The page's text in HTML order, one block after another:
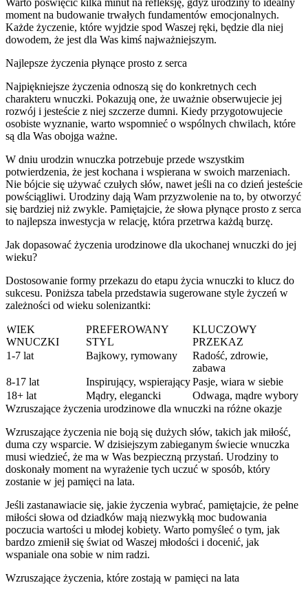
moment na budowanie trwałych fundamentów emocjonalnych.
Każde życzenie, które wyjdzie spod Waszej ręki, będzie dla niej
dowodem, że jest dla Was kimś najważniejszym.
Najlepsze życzenia płynące prosto z serca
Najpiękniejsze życzenia odnoszą się do konkretnych cech
charakteru wnuczki. Pokazują one, że uważnie obserwujecie jej
rozwój i jesteście z niej szczerze dumni. Kiedy przygotowujecie
osobiste wyznanie, warto wspomnieć o wspólnych chwilach, które
są dla Was obojga ważne.
W dniu urodzin wnuczka potrzebuje przede wszystkim
potwierdzenia, że jest kochana i wspierana w swoich marzeniach.
Nie bójcie się używać czułych słów, nawet jeśli na co dzień jesteście
powściągliwi. Urodziny dają Wam przyzwolenie na to, by otworzyć
się bardziej niż zwykle. Pamiętajcie, że słowa płynące prosto z serca
to najlepsza inwestycja w relację, która przetrwa każdą burzę.
Jak dopasować życzenia urodzinowe dla ukochanej wnuczki do jej
wieku?
Dostosowanie formy przekazu do etapu życia wnuczki to klucz do
sukcesu. Poniższa tabela przedstawia sugerowane style życzeń w
zależności od wieku solenizantki:
WIEK
WNUCZKI
PREFEROWANY
STYL
KLUCZOWY
PRZEKAZ
1-7 lat
Bajkowy, rymowany
Radość, zdrowie,
zabawa
8-17 lat
Inspirujący, wspierającyPasje, wiara w siebie
18+ lat
Mądry, elegancki
Odwaga, mądre wybory
Wzruszające życzenia urodzinowe dla wnuczki na różne okazje
Wzruszające życzenia nie boją się dużych słów, takich jak miłość,
duma czy wsparcie. W dzisiejszym zabieganym świecie wnuczka
musi wiedzieć, że ma w Was bezpieczną przystań. Urodziny to
doskonały moment na wyrażenie tych uczuć w sposób, który
zostanie w jej pamięci na lata.
Jeśli zastanawiacie się, jakie życzenia wybrać, pamiętajcie, że pełne
miłości słowa od dziadków mają niezwykłą moc budowania
poczucia wartości u młodej kobiety. Warto pomyśleć o tym, jak
bardzo zmienił się świat od Waszej młodości i docenić, jak
wspaniale ona sobie w nim radzi.
Wzruszające życzenia, które zostają w pamięci na lata